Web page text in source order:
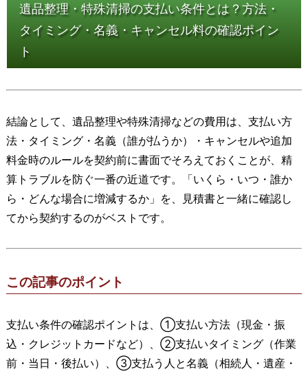
遺品整理・特殊清掃の支払い条件とは？方法・
タイミング・名義・キャンセル料の確認ポイン
ト
結論として、遺品整理や特殊清掃などの費用は、支払い方
法・タイミング・名義（誰が払うか）・キャンセルや追加
料金時のルールを契約前に書面でそろえておくことが、精
算トラブルを防ぐ一番の近道です。「いくら・いつ・誰か
ら・どんな場合に増減するか」を、見積書と一緒に確認し
てから契約するのがベストです。
この記事のポイント
支払い条件の確認ポイントは、①支払い方法（現金・振
込・クレジットカードなど）、②支払いタイミング（作業
前・当日・後払い）、③支払う人と名義（相続人・遺産・